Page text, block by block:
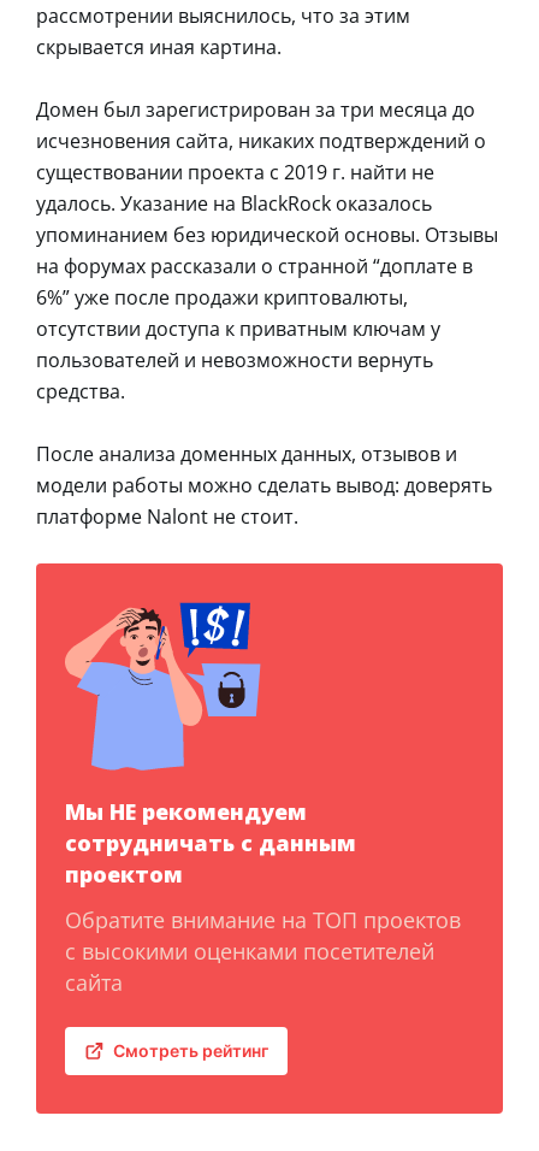
рассмотрении выяснилось, что за этим
скрывается иная картина.
Домен был зарегистрирован за три месяца до
исчезновения сайта, никаких подтверждений о
существовании проекта с 2019 г. найти не
удалось. Указание на BlackRock оказалось
упоминанием без юридической основы. Отзывы
на форумах рассказали о странной “доплате в
6%” уже после продажи криптовалюты,
отсутствии доступа к приватным ключам у
пользователей и невозможности вернуть
средства.
После анализа доменных данных, отзывов и
модели работы можно сделать вывод: доверять
платформе Nalont не стоит.
Мы НЕ рекомендуем
сотрудничать с данным
проектом
Обратите внимание на ТОП проектов
с высокими оценками посетителей
сайта
Смотреть рейтинг